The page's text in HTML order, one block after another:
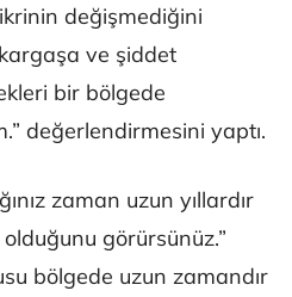
değişmediğini
ve şiddet
bir bölgede
değerlendirmesini yaptı.
zaman uzun yıllardır
görürsünüz.”
bölgede uzun zamandır